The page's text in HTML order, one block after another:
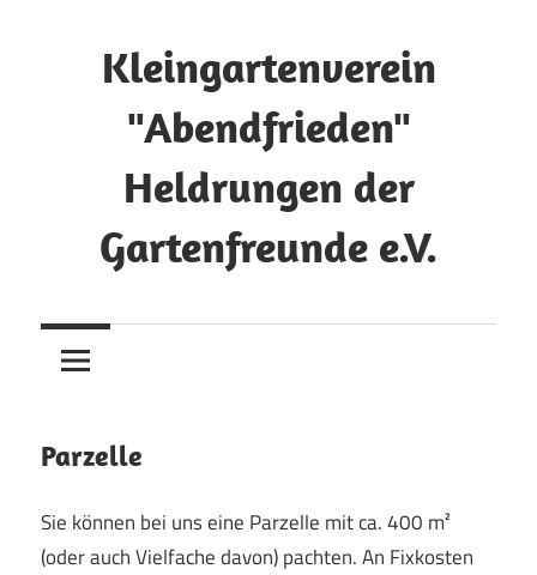
springenKleingartenverein
"Abendfrieden"
Heldrungen der
Gartenfreunde e.V.
Parzelle
Sie können bei uns eine Parzelle mit ca. 400 m²
(oder auch Vielfache davon) pachten. An Fixkosten